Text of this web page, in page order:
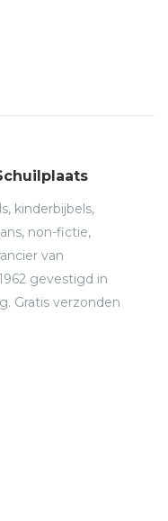
kinderbijbels,
non-fictie,
van
gevestigd in
Gratis verzonden